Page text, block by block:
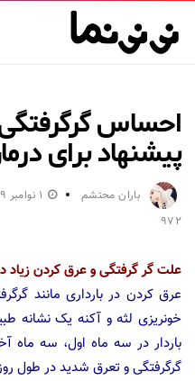
پیشنهاد برای
باران محتشم 1 نوامبر 2019
972
علت گر گرفتگی و عرق کردن زیاد
عرق کردن در بارداری مانند
خونریزی لثه و آکنه یک نشانه
باردار در سه ماه اول، سه ماه
گرگرفتگی و تعرق شدید در طول